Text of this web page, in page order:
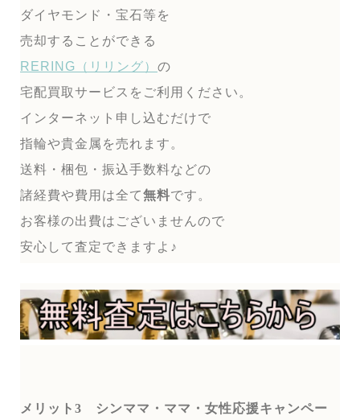
ダイヤモンド・宝石等を
売却することができる
RERING（リリング） の
宅配買取サービスをご利用ください。
インターネット申し込むだけで
指輪や貴金属を売れます。
送料・梱包・振込手数料などの
諸経費や費用は全て無料です。
お客様の出費はございませんので
安心して査定できますよ♪
メリット3
シンママ・ママ・女性応援キャンペー